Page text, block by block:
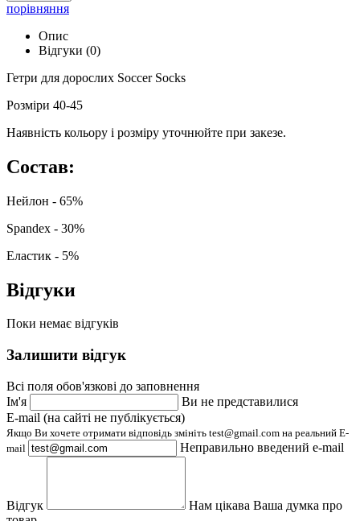
порівняння
Опис
Відгуки (0)
Гетри для дорослих Soccer Socks
Розміри 40-45
Наявність кольору і розміру уточнюйте при закезе.
Состав:
Нейлон - 65%
Spandex - 30%
Еластик - 5%
Відгуки
Поки немає відгуків
Залишити відгук
Всі поля обов'язкові до заповнення
Ім'я
Ви не представилися
E-mail (на сайті не публікується)
Якщо Ви хочете отримати відповідь змініть test@gmail.com на реальний E-
mail
Неправильно введений e-mail
Відгук
Нам цікава Ваша думка про